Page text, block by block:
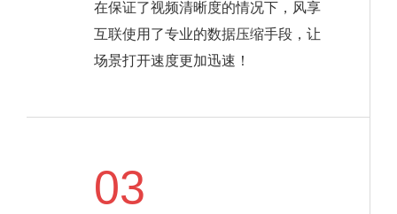
在保证了视频清晰度的情况下，风享
互联使用了专业的数据压缩手段，让
场景打开速度更加迅速！
03